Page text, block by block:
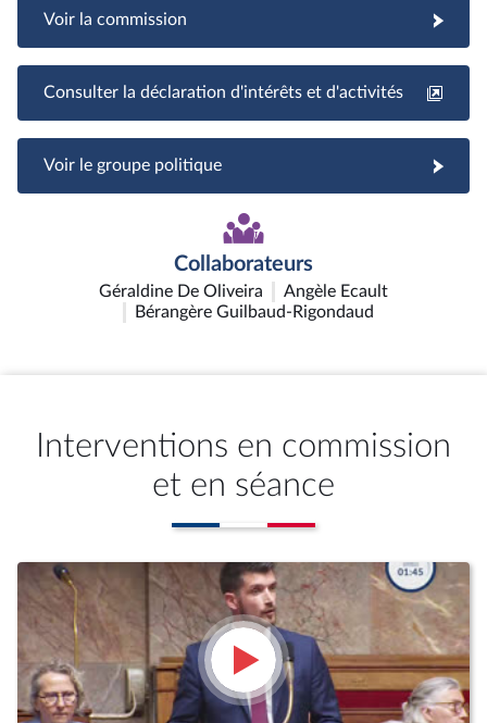
Voir la commission
Consulter la déclaration d'intérêts et d'activités
Voir le groupe politique
Collaborateurs
Géraldine De Oliveira
Angèle Ecault
Bérangère Guilbaud-Rigondaud
Interventions en commission
et en séance